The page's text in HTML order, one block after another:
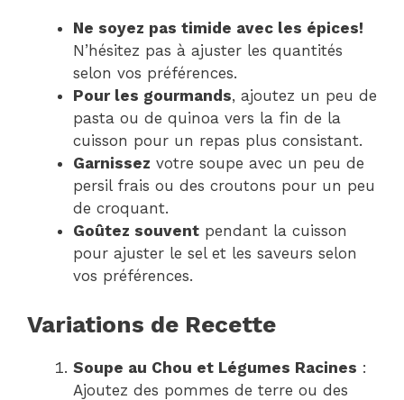
Ne soyez pas timide avec les épices!
N’hésitez pas à ajuster les quantités
selon vos préférences.
Pour les gourmands, ajoutez un peu de
pasta ou de quinoa vers la fin de la
cuisson pour un repas plus consistant.
Garnissez votre soupe avec un peu de
persil frais ou des croutons pour un peu
de croquant.
Goûtez souvent pendant la cuisson
pour ajuster le sel et les saveurs selon
vos préférences.
Variations de Recette
Soupe au Chou et Légumes Racines :
Ajoutez des pommes de terre ou des